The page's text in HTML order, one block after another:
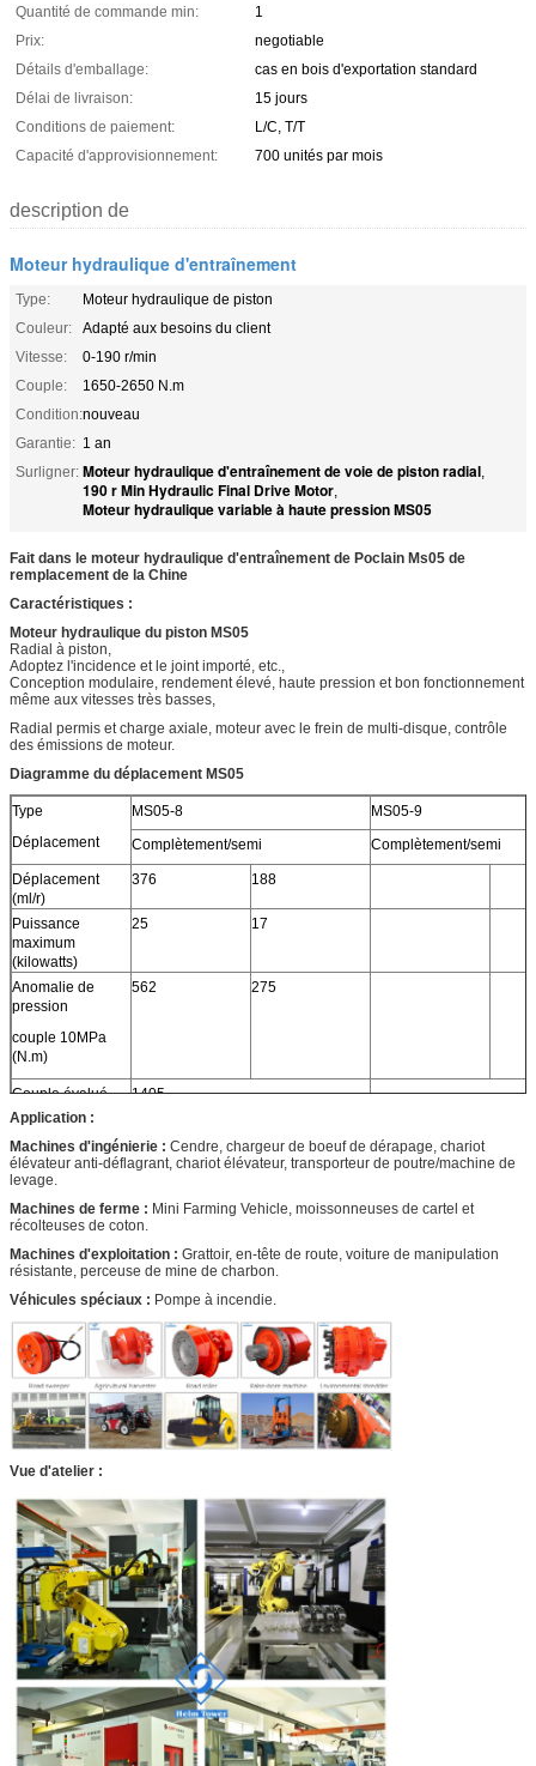
Quantité de commande min:
1
Prix:
negotiable
Détails d'emballage:
cas en bois d'exportation standard
Délai de livraison:
15 jours
Conditions de paiement:
L/C, T/T
Capacité d'approvisionnement:
700 unités par mois
description de
Moteur hydraulique d'entraînement
Type:
Moteur hydraulique de piston
Couleur:
Adapté aux besoins du client
Vitesse:
0-190 r/min
Couple:
1650-2650 N.m
Condition:nouveau
Garantie: 1 an
Surligner: Moteur hydraulique d'entraînement de voie de piston radial,
190 r Min Hydraulic Final Drive Motor,
Moteur hydraulique variable à haute pression MS05
Fait dans le moteur hydraulique d'entraînement de Poclain Ms05 de
remplacement de la Chine
Caractéristiques :
Moteur hydraulique du piston MS05
Radial à piston,
Adoptez l'incidence et le joint importé, etc.,
Conception modulaire, rendement élevé, haute pression et bon fonctionnement
même aux vitesses très basses,
Radial permis et charge axiale, moteur avec le frein de multi-disque, contrôle
des émissions de moteur.
Diagramme du déplacement MS05
Type
Déplacement
MS05-8
MS05-9
Complètement/semi
Complètement/semi
Déplacement
(ml/r)
376 188
Puissance
maximum
(kilowatts)
25 17
Anomalie de
pression
couple 10MPa
(N.m)
562 275
Couple évalué
(N.m)
1405
Pression évaluée
(MPA)
25
Pression
maximum (MPA)
Vitesse nominale
(r/min)
90
Gamme de
vitesse (r/min)
0-200
Application :
Machines d'ingénierie : Cendre, chargeur de boeuf de dérapage, chariot
élévateur anti-déflagrant, chariot élévateur, transporteur de poutre/machine de
levage.
Machines de ferme : Mini Farming Vehicle, moissonneuses de cartel et
récolteuses de coton.
Machines d'exploitation : Grattoir, en-tête de route, voiture de manipulation
résistante, perceuse de mine de charbon.
Véhicules spéciaux : Pompe à incendie.
Vue d'atelier :